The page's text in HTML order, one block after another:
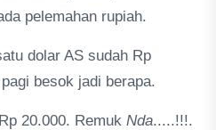
pelemahan rupiah.
dolar AS sudah Rp
besok jadi berapa.
20.000. Remuk Nda.....!!!.